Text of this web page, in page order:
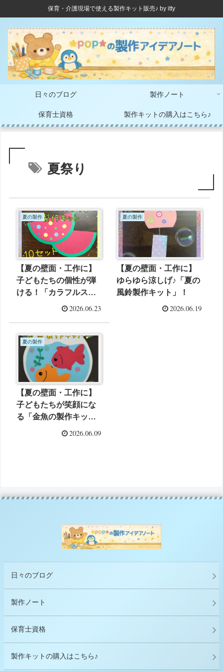
保育・介護現場で使える製作キット販売♪ by itty
日々のブログ 製作ノート
保育士資格 製作キットの購入はこちら♪
夏祭り
夏の製作
【夏の壁面・工作に】
子どもたちの個性が弾
ける！「カラフルスイ
カ製作キット」を作り
2026.06.23
夏の製作
【夏の壁面・工作に】
ゆらゆら涼しげ♪「夏の
風鈴製作キット」！
2026.06.19
夏の製作
【夏の壁面・工作に】
子どもたちが笑顔にな
る「金魚の製作キッ
ト」を作りました！2026.06.09
日々のブログ
製作ノート
保育士資格
製作キットの購入はこちら♪